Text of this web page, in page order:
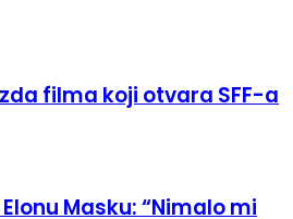
filma koji otvara SFF-a
Masku: “Nimalo mi